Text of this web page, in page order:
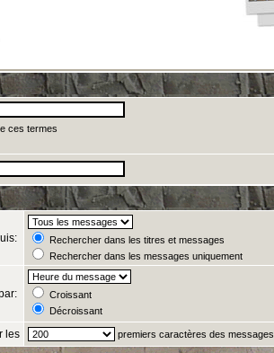
ces termes
Rechercher dans les titres et messages
Rechercher dans les messages uniquement
Croissant
Décroissant
les premiers caractères des messages